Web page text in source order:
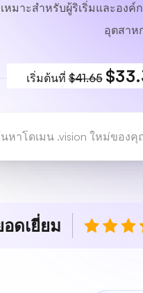
เหมาะสำหรับผู้ริเริ่มและอง
อุตสาห
เริ่มต้นที่$41.65
อดเยี่ยม